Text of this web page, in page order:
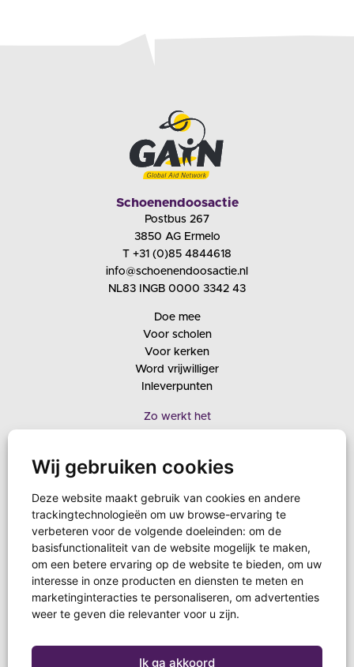
Wij gebruiken cookies
Deze website maakt gebruik van cookies en andere
trackingtechnologieën om uw browse-ervaring te
verbeteren voor de volgende doeleinden: om de
basisfunctionaliteit van de website mogelijk te maken,
om een betere ervaring op de website te bieden, om uw
interesse in onze producten en diensten te meten en
marketinginteracties te personaliseren, om advertenties
weer te geven die relevanter voor u zijn.
Ik ga akkoord
Schoenendoosactie
Postbus 267
3850 AG Ermelo
T +31 (0)85 4844618
info@schoenendoosactie.nl
NL83 INGB 0000 3342 43
Doe mee
Voor scholen
Voor kerken
Word vrijwilliger
Inleverpunten
Zo werkt het
Kerkenpakket
Verwerkingscentra
Bestemmingslanden
Over ons
Contact